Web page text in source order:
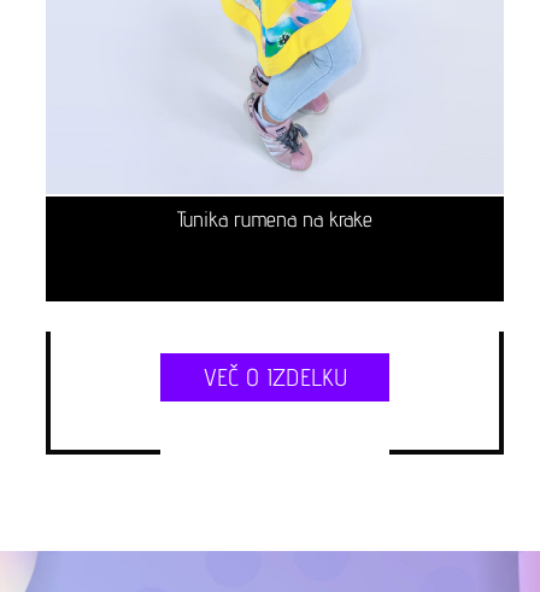
Tunika rumena na krake
VEČ O IZDELKU